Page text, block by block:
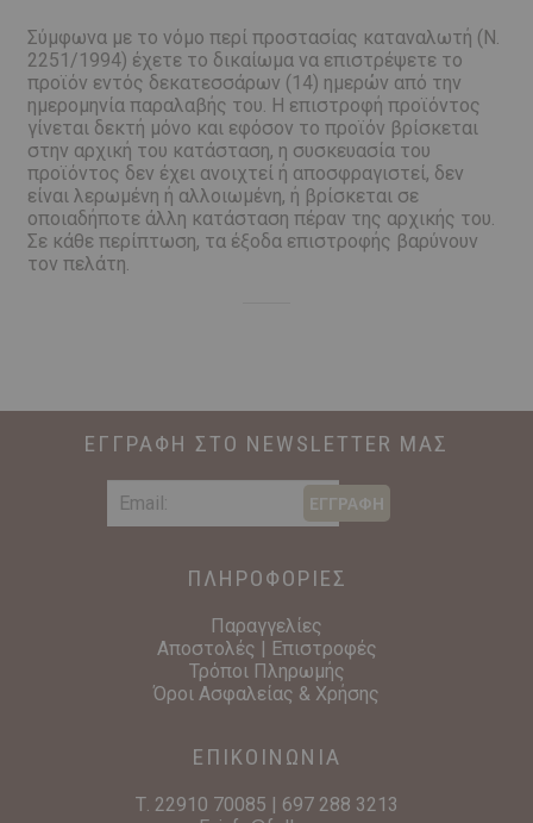
Σύμφωνα με το νόμο περί προστασίας καταναλωτή (Ν.
2251/1994) έχετε το δικαίωμα να επιστρέψετε το
προϊόν εντός δεκατεσσάρων (14) ημερών από την
ημερομηνία παραλαβής του. Η επιστροφή προϊόντος
γίνεται δεκτή μόνο και εφόσον το προϊόν βρίσκεται
στην αρχική του κατάσταση, η συσκευασία του
προϊόντος δεν έχει ανοιχτεί ή αποσφραγιστεί, δεν
είναι λερωμένη ή αλλοιωμένη, ή βρίσκεται σε
οποιαδήποτε άλλη κατάσταση πέραν της αρχικής του.
Σε κάθε περίπτωση, τα έξοδα επιστροφής βαρύνουν
τον πελάτη.
ΕΓΓΡΑΦΗ ΣΤΟ NEWSLETTER ΜΑΣ
ΕΓΓΡΑΦΗ
ΠΛΗΡΟΦΟΡΙΕΣ
Παραγγελίες
Αποστολές | Επιστροφές
Τρόποι Πληρωμής
Όροι Ασφαλείας & Χρήσης
ΕΠΙΚΟΙΝΩΝΙΑ
Τ. 22910 70085
697 288 3213